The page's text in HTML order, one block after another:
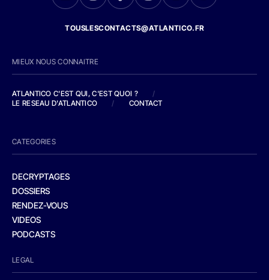
TOUSLESCONTACTS@ATLANTICO.FR
MIEUX NOUS CONNAITRE
ATLANTICO C'EST QUI, C'EST QUOI ?
/
LE RESEAU D'ATLANTICO
/ CONTACT
CATEGORIES
DECRYPTAGES
DOSSIERS
RENDEZ-VOUS
VIDEOS
PODCASTS
LEGAL